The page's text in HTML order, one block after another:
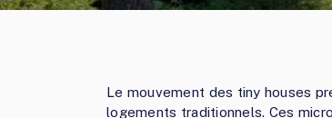
Le mouvement des tiny houses
logements traditionnels. Ces